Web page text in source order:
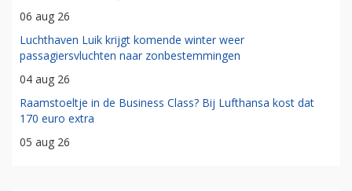
06 aug 26
Luchthaven Luik krijgt komende winter weer
passagiersvluchten naar zonbestemmingen
04 aug 26
Raamstoeltje in de Business Class? Bij Lufthansa kost dat
170 euro extra
05 aug 26